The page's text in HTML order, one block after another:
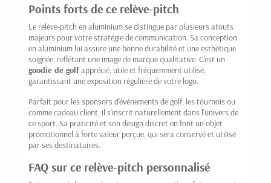
Points forts de ce relève-pitch
Le relève-pitch en aluminium se distingue par plusieurs atouts
majeurs pour votre stratégie de communication. Sa conception
en aluminium lui assure une bonne durabilité et une esthétique
soignée, reflétant une image de marque qualitative. C'est un
goodie de golfapprécié, utile et fréquemment utilisé,
garantissant une exposition régulière de votre logo.
Parfait pour les sponsors d'événements de golf, les tournois ou
comme cadeau client, il s'inscrit naturellement dans l'univers de
ce sport. Sa praticité et son design discret en font un objet
promotionnel à forte valeur perçue, qui sera conservé et utilisé
par ses destinataires.
FAQ sur ce relève-pitch personnalisé